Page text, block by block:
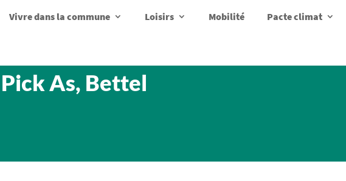
Vivre dans la commune Loisirs Mobilité Pacte climat
As, Bettel